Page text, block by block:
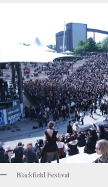
Blackfield Festival